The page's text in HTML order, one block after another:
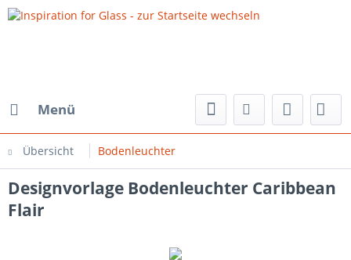
Menü
Übersicht Bodenleuchter
Designvorlage Bodenleuchter Caribbean
Flair